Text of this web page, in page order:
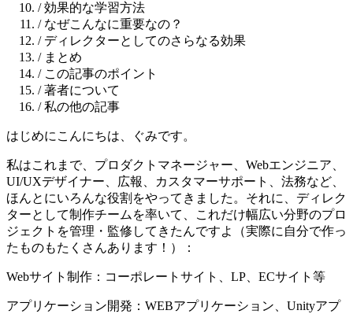
/効果的な学習方法
/なぜこんなに重要なの？
/ディレクターとしてのさらなる効果
/まとめ
/この記事のポイント
/著者について
/私の他の記事
はじめにこんにちは、ぐみです。
私はこれまで、プロダクトマネージャー、Webエンジニア、
UI/UXデザイナー、広報、カスタマーサポート、法務など、
ほんとにいろんな役割をやってきました。それに、ディレク
ターとして制作チームを率いて、これだけ幅広い分野のプロ
ジェクトを管理・監修してきたんですよ（実際に自分で作っ
たものもたくさんあります！）：
Webサイト制作：コーポレートサイト、LP、ECサイト等
アプリケーション開発：WEBアプリケーション、Unityアプ